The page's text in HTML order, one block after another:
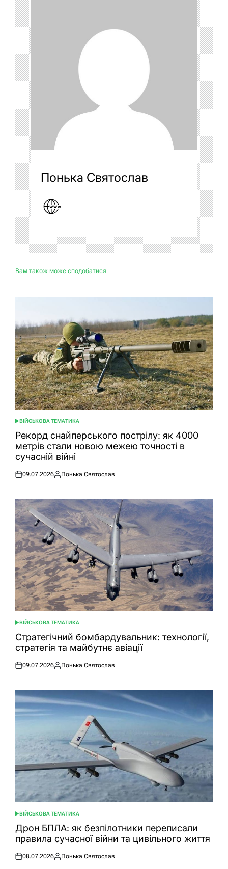
Понька Святослав
Вам також може сподобатися
ОПУБЛІКУВАТИ
У
ВІЙСЬКОВА ТЕМАТИКА
Рекорд снайперського пострілу: як 4000
метрів стали новою межею точності в
сучасній війні
Оприлюднено
09.07.2026
Опубліковано
Понька Святослав
ОПУБЛІКУВАТИ
У
ВІЙСЬКОВА ТЕМАТИКА
Стратегічний бомбардувальник: технології,
стратегія та майбутнє авіації
Оприлюднено
09.07.2026
Опубліковано
Понька Святослав
ОПУБЛІКУВАТИ
У
ВІЙСЬКОВА ТЕМАТИКА
Дрон БПЛА: як безпілотники переписали
правила сучасної війни та цивільного життя
Оприлюднено
08.07.2026
Опубліковано
Понька Святослав